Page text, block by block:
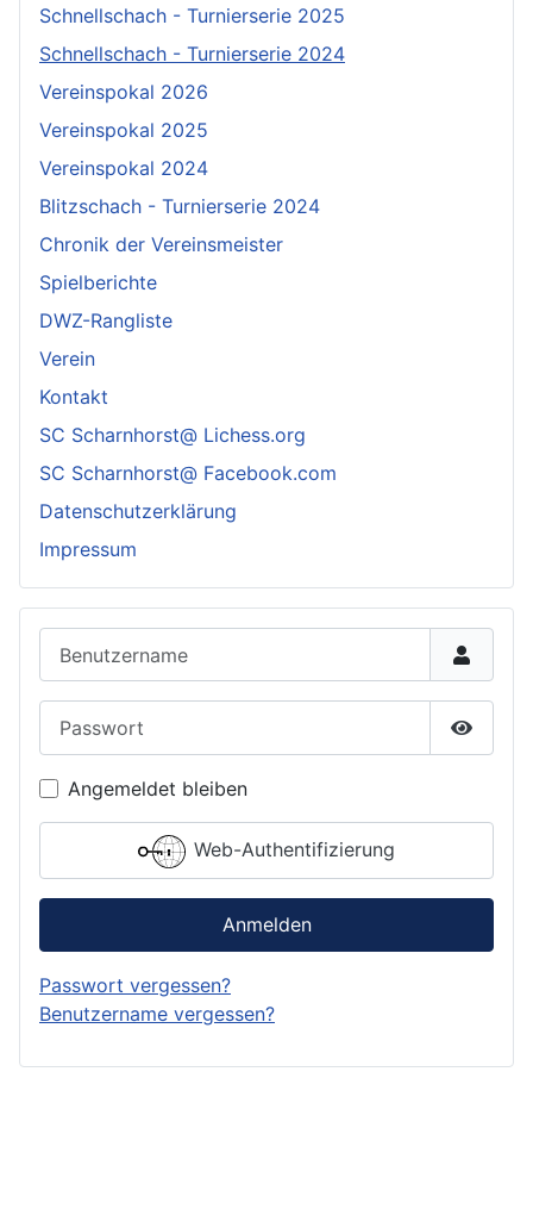
Schnellschach - Turnierserie 2025
Schnellschach - Turnierserie 2024
Vereinspokal 2026
Vereinspokal 2025
Vereinspokal 2024
Blitzschach - Turnierserie 2024
Chronik der Vereinsmeister
Spielberichte
DWZ-Rangliste
Verein
Kontakt
SC Scharnhorst@ Lichess.org
SC Scharnhorst@ Facebook.com
Datenschutzerklärung
Impressum
Angemeldet bleiben
Web-Authentifizierung
Anmelden
Passwort vergessen?
Benutzername vergessen?